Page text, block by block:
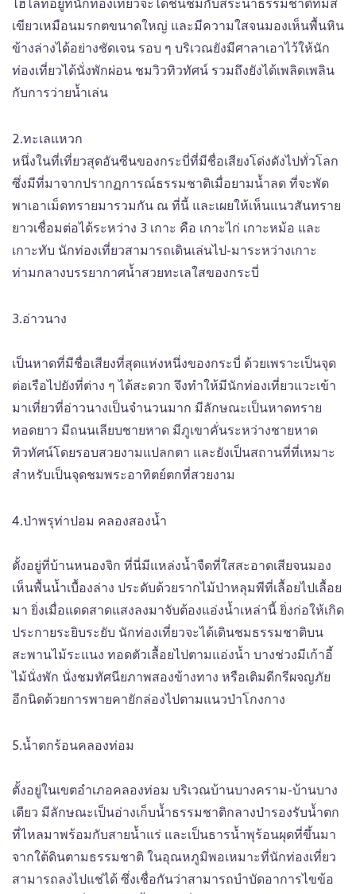
ไฮไลท์อยู่ที่นักท่องเที่ยวจะได้ชื่นชมกับสระน้ำธรรมชาติที่มีสี
เขียวเหมือนมรกตขนาดใหญ่ และมีความใสจนมองเห็นพื้นหิน
ข้างล่างได้อย่างชัดเจน รอบ ๆ บริเวณยังมีศาลาเอาไว้ให้นัก
ท่องเที่ยวได้นั่งพักผ่อน ชมวิวทิวทัศน์ รวมถึงยังได้เพลิดเพลิน
กับการว่ายน้ำเล่น
2.ทะเลแหวก
หนึ่งในที่เที่ยวสุดอันซีนของกระบี่ที่มีชื่อเสียงโด่งดังไปทั่วโลก
ซึ่งมีที่มาจากปรากฏการณ์ธรรมชาติเมื่อยามน้ำลด ที่จะพัด
พาเอาเม็ดทรายมารวมกัน ณ ที่นี้ และเผยให้เห็นแนวสันทราย
ยาวเชื่อมต่อได้ระหว่าง 3 เกาะ คือ เกาะไก่ เกาะหม้อ และ
เกาะทับ นักท่องเที่ยวสามารถเดินเล่นไป-มาระหว่างเกาะ
ท่ามกลางบรรยากาศน้ำสวยทะเลใสของกระบี่
3.อ่าวนาง
เป็นหาดที่มีชื่อเสียงที่สุดแห่งหนึ่งของกระบี่ ด้วยเพราะเป็นจุด
ต่อเรือไปยังที่ต่าง ๆ ได้สะดวก จึงทำให้มีนักท่องเที่ยวแวะเข้า
มาเที่ยวที่อ่าวนางเป็นจำนวนมาก มีลักษณะเป็นหาดทราย
ทอดยาว มีถนนเลียบชายหาด มีภูเขาคั่นระหว่างชายหาด
ทิวทัศน์โดยรอบสวยงามแปลกตา และยังเป็นสถานที่ที่เหมาะ
สำหรับเป็นจุดชมพระอาทิตย์ตกที่สวยงาม
4.ป่าพรุท่าปอม คลองสองน้ำ
ตั้งอยู่ที่บ้านหนองจิก ที่นี่มีแหล่งน้ำจืดที่ใสสะอาดเสียจนมอง
เห็นพื้นน้ำเบื้องล่าง ประดับด้วยรากไม้ป่าหลุมพีที่เลื้อยไปเลื้อย
มา ยิ่งเมื่อแดดสาดแสงลงมาจับต้องแอ่งน้ำเหล่านี้ ยิ่งก่อให้เกิด
ประกายระยิบระยับ นักท่องเที่ยวจะได้เดินชมธรรมชาติบน
สะพานไม้ระแนง ทอดตัวเลื้อยไปตามแอ่งน้ำ บางช่วงมีเก้าอี้
ไม้นั่งพัก นั่งชมทัศนียภาพสองข้างทาง หรือเติมดีกรีผจญภัย
อีกนิดด้วยการพายคายักล่องไปตามแนวป่าโกงกาง
5.น้ำตกร้อนคลองท่อม
ตั้งอยู่ในเขตอำเภอคลองท่อม บริเวณบ้านบางคราม-บ้านบาง
เตียว มีลักษณะเป็นอ่างเก็บน้ำธรรมชาติกลางป่ารองรับน้ำตก
ที่ไหลมาพร้อมกับสายน้ำแร่ และเป็นธารน้ำพุร้อนผุดที่ขึ้นมา
จากใต้ดินตามธรรมชาติ ในอุณหภูมิพอเหมาะที่นักท่องเที่ยว
สามารถลงไปแช่ได้ ซึ่งเชื่อกันว่าสามารถบำบัดอาการไขข้อ